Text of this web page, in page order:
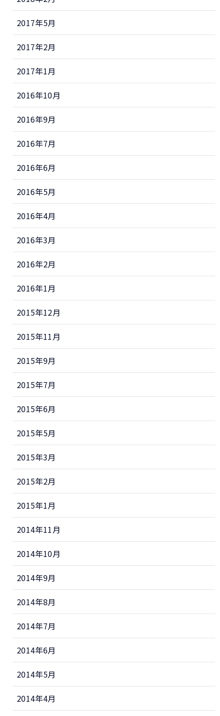
2017年5月
2017年2月
2017年1月
2016年10月
2016年9月
2016年7月
2016年6月
2016年5月
2016年4月
2016年3月
2016年2月
2016年1月
2015年12月
2015年11月
2015年9月
2015年7月
2015年6月
2015年5月
2015年3月
2015年2月
2015年1月
2014年11月
2014年10月
2014年9月
2014年8月
2014年7月
2014年6月
2014年5月
2014年4月